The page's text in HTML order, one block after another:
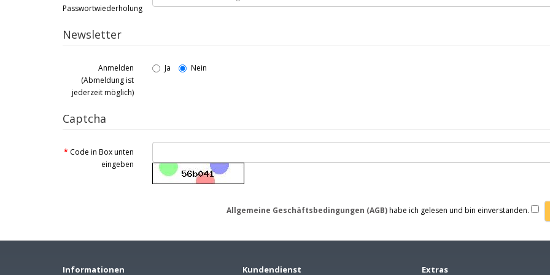
Passwortwiederholung
Newsletter
Anmelden
(Abmeldung ist
jederzeit möglich)
Ja Nein
Captcha
Code in Box unten
eingeben
Allgemeine Geschäftsbedingungen (AGB)habe ich gelesen und bin einverstanden.
Informationen Kundendienst Extras